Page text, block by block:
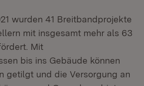
wurden 41 Breitbandprojekte
mit insgesamt mehr als 63
Mit
bis ins Gebäude können
getilgt und die Versorgung an